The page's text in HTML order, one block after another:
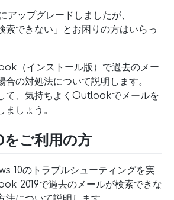
ップグレードしましたが、
索できない」とお困りの方はいらっ
（インストール版）で過去のメー
合の対処法について説明します。
て、気持ちよくOutlookでメールを
しょう。
ご利用の方
10のトラブルシューティングを実
2019で過去のメールが検索できな